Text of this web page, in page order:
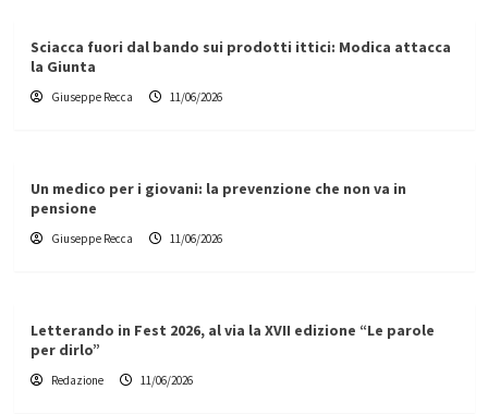
Sciacca fuori dal bando sui prodotti ittici: Modica attacca
la Giunta
Giuseppe Recca 11/06/2026
Un medico per i giovani: la prevenzione che non va in
pensione
Giuseppe Recca 11/06/2026
Letterando in Fest 2026, al via la XVII edizione “Le parole
per dirlo”
Redazione 11/06/2026